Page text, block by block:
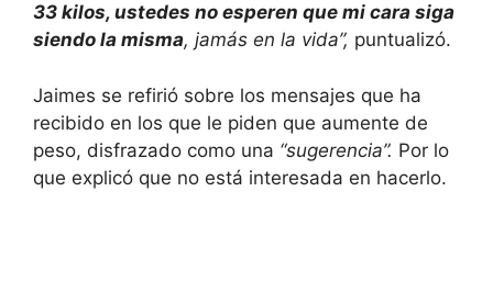
33 kilos, ustedes no esperen que mi cara siga
siendo la misma, jamás en la vida”, puntualizó.
Jaimes se refirió sobre los mensajes que ha
recibido en los que le piden que aumente de
peso, disfrazado como una “sugerencia”. Por lo
que explicó que no está interesada en hacerlo.